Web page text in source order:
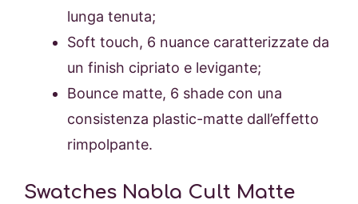
lunga tenuta;
Soft touch, 6 nuance caratterizzate da
un finish cipriato e levigante;
Bounce matte, 6 shade con una
consistenza plastic-matte dall’effetto
rimpolpante.
Swatches Nabla Cult Matte